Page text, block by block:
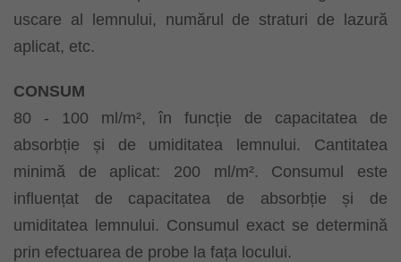
uscare al lemnului, numărul de straturi de lazură
aplicat, etc.
CONSUM
80 - 100 ml/m², în funcție de capacitatea de
absorbție și de umiditatea lemnului. Cantitatea
minimă de aplicat: 200 ml/m². Consumul este
influențat de capacitatea de absorbție și de
umiditatea lemnului. Consumul exact se determină
prin efectuarea de probe la fața locului.